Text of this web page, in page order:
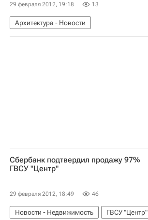
29 февраля 2012, 19:18 13
Архитектура - Новости
Новости - Недвижимость
Москва
Сбербанк подтвердил продажу 97%
ГВСУ "Центр"
29 февраля 2012, 18:49 46
Новости - Недвижимость
ГВСУ "Центр"